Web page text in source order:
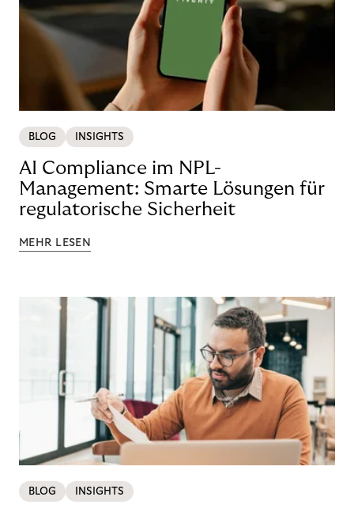
BLOG INSIGHTS
AI Compliance im NPL-
Management: Smarte Lösungen für
regulatorische Sicherheit
MEHR LESEN
BLOG INSIGHTS